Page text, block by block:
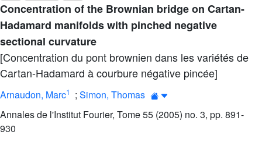
Concentration of the Brownian bridge on Cartan-
Hadamard manifolds with pinched negative
sectional curvature
[Concentration du pont brownien dans les variétés de
Cartan-Hadamard à courbure négative pincée]
Arnaudon, Marc1 ; Simon, Thomas
Annales de l'Institut Fourier, Tome 55 (2005) no. 3, pp. 891-
930